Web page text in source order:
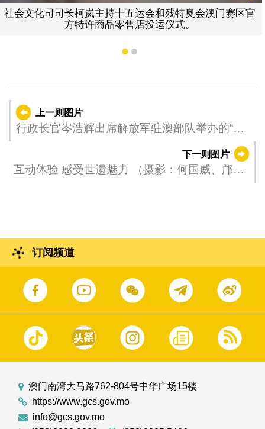
社会文化司司长柯岚主持十五运会和残特奥会澳门赛区官
方特许商品零售店投运仪式。
1 2
上一则图片
行政长官岑浩辉出席解放军驻澳部队举办的“庆
下一则图片
互动体验 感受世遗魅力 （摄影：何国威、邝振
订阅频道
澳门南湾大马路762-804号中华广场15楼
https://www.gcs.gov.mo
info@gcs.gov.mo